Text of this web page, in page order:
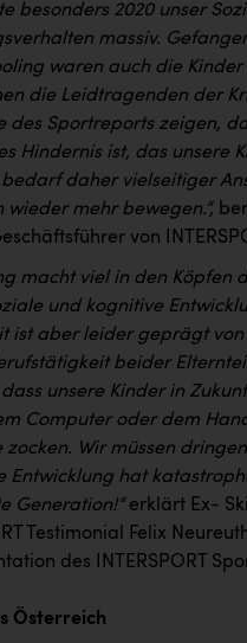
Cancer Research
GmbH
- automation
Nettingsdorf
& Cycling Austria
besonders 2020 unser
massiv.
waren auch die Kinder
die Leidtragenden der
des Sportreports zeigen,
Hindernis ist, das unsere
bedarf daher vielseitiger
wieder mehr bewegen.“,
von
macht viel in den Köpfen
und kognitive
ist aber leider geprägt
beider
unsere Kinder in
Computer oder dem
zocken. Wir müssen
Entwicklung hat
Generation!“erklärt Ex-
Testimonial Felix
des INTERSPORT
Österreich